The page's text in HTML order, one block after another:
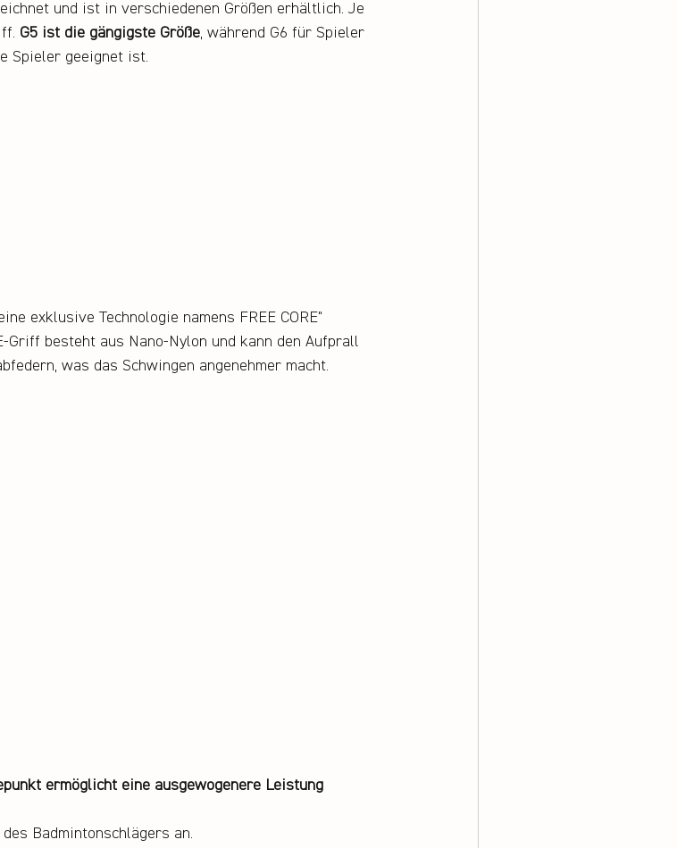
und ist in verschiedenen Größen erhältlich. Je
G5 ist die gängigste Größe, während G6 für Spieler
Spieler geeignet ist.
exklusive Technologie namens FREE CORE"
Griff besteht aus Nano-Nylon und kann den Aufprall
was das Schwingen angenehmer macht.
ermöglicht eine ausgewogenere Leistung
Badmintonschlägers an.